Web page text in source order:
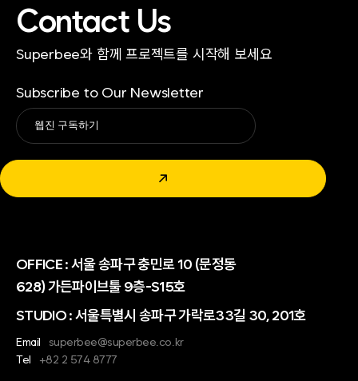
Contact Us
Superbee와 함께 프로젝트를 시작해 보세요
Subscribe to Our Newsletter
↗
Alternative:
OFFICE :서울 송파구 충민로 10 (문정동
628) 가든파이브툴 9층-S15호
STUDIO : 서울특별시 송파구 가락로33길 30, 201호
Email
superbee@superbee.co.kr
Tel
+82 2 574 8777